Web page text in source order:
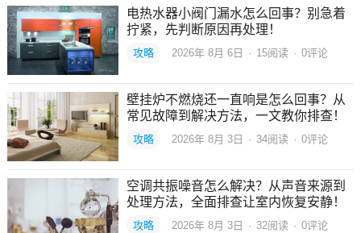
电热水器小阀门漏水怎么回事？别急着
拧紧，先判断原因再处理！
攻略 2026年 8月 6日 · 15阅读 · 0评论
壁挂炉不燃烧还一直响是怎么回事？从
常见故障到解决方法，一文教你排查！
攻略 2026年 8月 3日 · 34阅读 · 0评论
空调共振噪音怎么解决？从声音来源到
处理方法，全面排查让室内恢复安静！
攻略 2026年 8月 3日 · 32阅读 · 0评论